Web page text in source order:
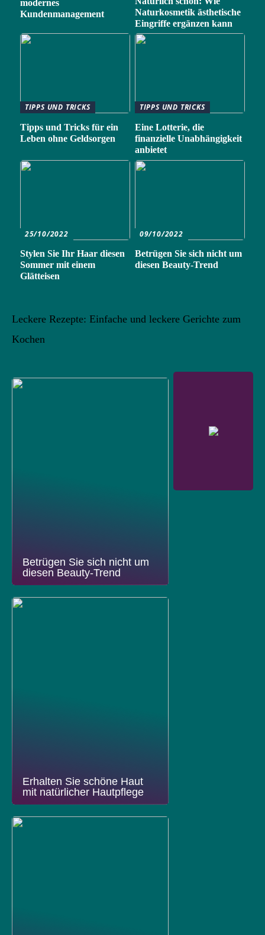
modernes
Kundenmanagement
Naturkosmetik ästhetische
Eingriffe ergänzen kann
TIPPS UND TRICKS
Tipps und Tricks für ein
Leben ohne Geldsorgen
TIPPS UND TRICKS
Eine Lotterie, die
finanzielle Unabhängigkeit
anbietet
25/10/2022
Stylen Sie Ihr Haar diesen
Sommer mit einem
Glätteisen
09/10/2022
Betrügen Sie sich nicht um
diesen Beauty-Trend
Leckere Rezepte: Einfache und leckere Gerichte zum
Kochen
Betrügen Sie sich nicht um
diesen Beauty-Trend
Erhalten Sie schöne Haut
mit natürlicher Hautpflege